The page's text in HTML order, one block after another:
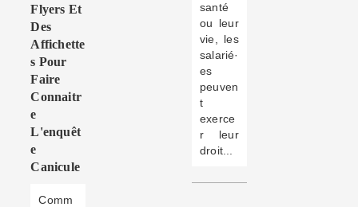
Flyers Et
Des
Affichette
S Pour
Faire
Connaitr
E
L'enquêt
E
Canicule
Comm
santé
ou leur
vie, les
salarié·
es
peuven
t
exerce
r leur
droit...